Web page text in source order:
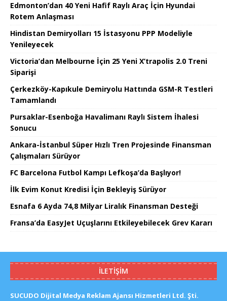
Edmonton’dan 40 Yeni Hafif Raylı Araç İçin Hyundai
Rotem Anlaşması
Hindistan Demiryolları 15 İstasyonu PPP Modeliyle
Yenileyecek
Victoria’dan Melbourne İçin 25 Yeni X’trapolis 2.0 Treni
Siparişi
Çerkezköy-Kapıkule Demiryolu Hattında GSM-R Testleri
Tamamlandı
Pursaklar-Esenboğa Havalimanı Raylı Sistem İhalesi
Sonucu
Ankara-İstanbul Süper Hızlı Tren Projesinde Finansman
Çalışmaları Sürüyor
FC Barcelona Futbol Kampı Lefkoşa’da Başlıyor!
İlk Evim Konut Kredisi İçin Bekleyiş Sürüyor
Esnafa 6 Ayda 74,8 Milyar Liralık Finansman Desteği
Fransa’da EasyJet Uçuşlarını Etkileyebilecek Grev Kararı
İLETIŞIM
SUCUDO Dijital Medya Reklam Ajansı Hizmetleri Ltd. Şti.